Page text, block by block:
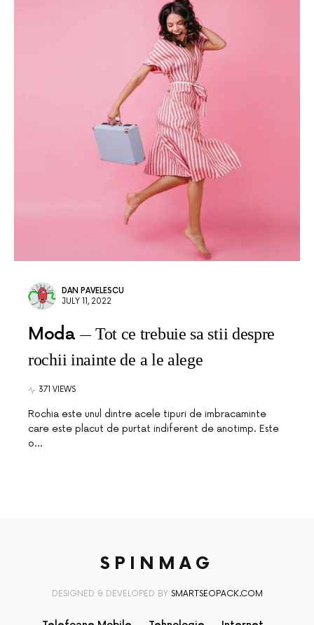
DAN PAVELESCU
JULY 11, 2022
Moda
Tot ce trebuie sa stii despre
rochii inainte de a le alege
371 VIEWS
Rochia este unul dintre acele tipuri de imbracaminte
care este placut de purtat indiferent de anotimp. Este
o…
SPINMAG
DESIGNED & DEVELOPED BY SMARTSEOPACK.COM